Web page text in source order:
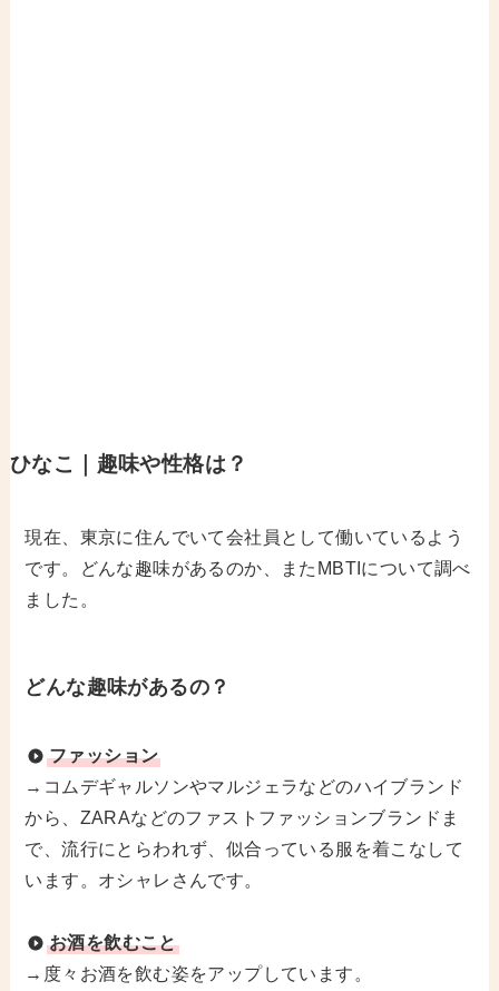
ひなこ｜趣味や性格は？
現在、東京に住んでいて会社員として働いているよう
です。どんな趣味があるのか、またMBTIについて調べ
ました。
どんな趣味があるの？
ファッション
→コムデギャルソンやマルジェラなどのハイブランド
から、ZARAなどのファストファッションブランドま
で、流行にとらわれず、似合っている服を着こなして
います。オシャレさんです。
お酒を飲むこと
→度々お酒を飲む姿をアップしています。